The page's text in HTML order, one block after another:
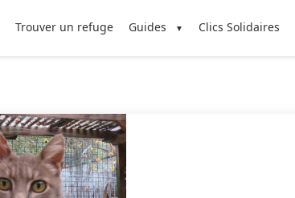
Trouver un refuge Guides Clics Solidaires